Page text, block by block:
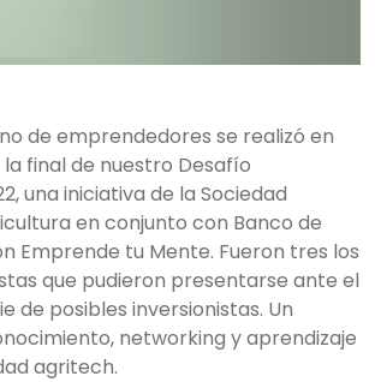
de emprendedores se realizó en
la final de nuestro Desafío
una iniciativa de la Sociedad
en conjunto con Banco de
Emprende tu Mente. Fueron tres los
que pudieron presentarse ante el
de posibles inversionistas. Un
networking y aprendizaje
agritech.